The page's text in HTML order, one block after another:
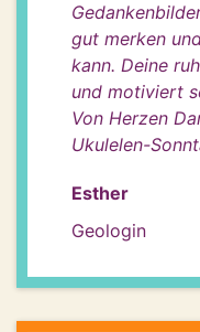
gut merken
kann. Deine
und motiviert
Von Herzen
Ukulelen-
Esther
Geologin